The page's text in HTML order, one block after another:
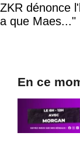
ZKR dénonce
a que Maes..."
En ce